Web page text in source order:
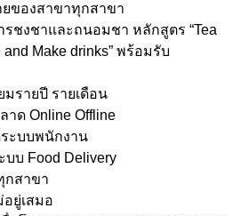
ของสาขาทุกสาขา
ชงชาและถนอมชา หลักสูตร “Tea
and Make drinks” พร้อมรับ
รายปี รายเดือน
ด Online Offline
ระบบพนักงาน
บ Food Delivery
กสาขา
อยู่เสมอ